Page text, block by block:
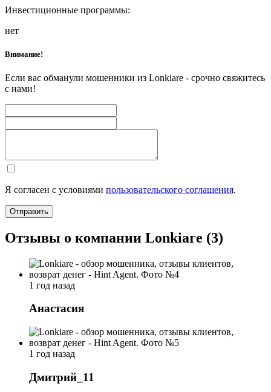
Инвестиционные программы:
нет
Внимание!
Если вас обманули мошенники из Lonkiare - срочно свяжитесь
с нами!
Я согласен с условиями пользовательского соглашения.
Отправить
Отзывы о компании Lonkiare (3)
1 год назад
Анастасия
1 год назад
Дмитрий_11